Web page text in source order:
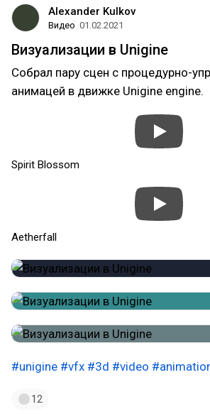
Alexander Kulkov
Видео 01.02.2021
Визуализации в Unigine
Собрал пару сцен с процедурно-
анимацей в движке Unigine engine.
Spirit Blossom
Aetherfall
#unigine #vfx #3d #video
12